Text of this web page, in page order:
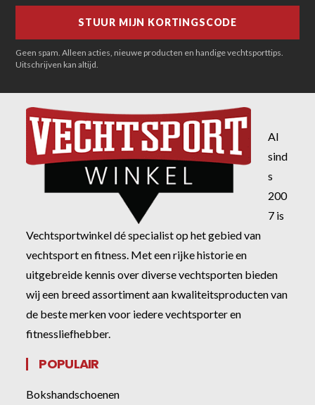
Geen spam. Alleen acties, nieuwe producten en handige vechtsporttips.
Uitschrijven kan altijd.
Al
sind
s
200
7 is
Vechtsportwinkel dé specialist op het gebied van
vechtsport en fitness. Met een rijke historie en
uitgebreide kennis over diverse vechtsporten bieden
wij een breed assortiment aan kwaliteitsproducten van
de beste merken voor iedere vechtsporter en
fitnessliefhebber.
POPULAIR
Bokshandschoenen